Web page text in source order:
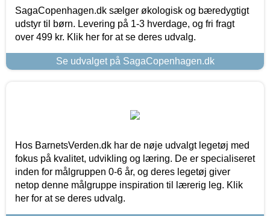
SagaCopenhagen.dk sælger økologisk og bæredygtigt
udstyr til børn. Levering på 1-3 hverdage, og fri fragt
over 499 kr. Klik her for at se deres udvalg.
Se udvalget på SagaCopenhagen.dk
Hos BarnetsVerden.dk har de nøje udvalgt legetøj med
fokus på kvalitet, udvikling og læring. De er specialiseret
inden for målgruppen 0-6 år, og deres legetøj giver
netop denne målgruppe inspiration til lærerig leg. Klik
her for at se deres udvalg.